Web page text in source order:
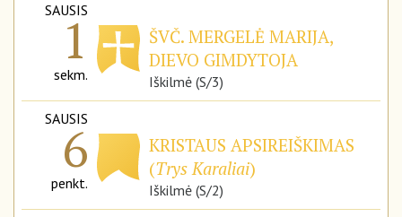
SAUSIS
1
sekm.
ŠVČ. MERGELĖ MARIJA,
DIEVO GIMDYTOJA
Iškilmė (S/3)
SAUSIS
6
penkt.
KRISTAUS APSIREIŠKIMAS
(Trys Karaliai)
Iškilmė (S/2)